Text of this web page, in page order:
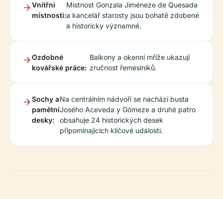
Vnitřní
místnosti:
Místnost Gonzala Jiméneze de Quesada
a kancelář starosty jsou bohatě zdobené
a historicky významné.
Ozdobné
kovářské práce:
Balkony a okenní mříže ukazují
zručnost řemeslníků.
Sochy a
pamětní
desky:
Na centrálním nádvoří se nachází busta
Josého Aceveda y Gómeze a druhé patro
obsahuje 24 historických desek
připomínajících klíčové události.